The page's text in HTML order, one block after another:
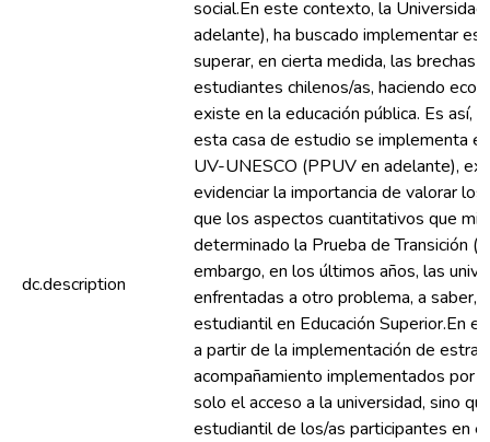
dc.description
social.En este contexto, la
adelante), ha buscado implementar
superar, en cierta medida, las brechas
estudiantes chilenos/as, haciendo eco
existe en la educación pública. Es así,
esta casa de estudio se implementa
UV-UNESCO (PPUV en adelante),
evidenciar la importancia de valorar
que los aspectos cuantitativos que
determinado la Prueba de Transición
embargo, en los últimos años, las
enfrentadas a otro problema, a saber,
estudiantil en Educación Superior.En
a partir de la implementación de
acompañamiento implementados por
solo el acceso a la universidad, sino
estudiantil de los/as participantes en